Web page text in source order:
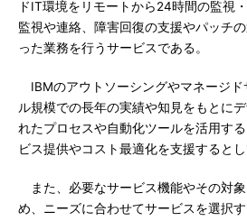
ドIT環境をリモートから24時間の監視
監視や連絡、障害回復の支援やパッチ
った業務を行うサービスである。
IBMのアウトソーシングやマネージド
ル規模での長年の実績や知見をもとに
れたプロセスや自動化ツールを活用す
ビス提供やコスト最適化を支援するとし
また、必要なサービス機能やその対
め、ニーズに合わせてサービスを選択